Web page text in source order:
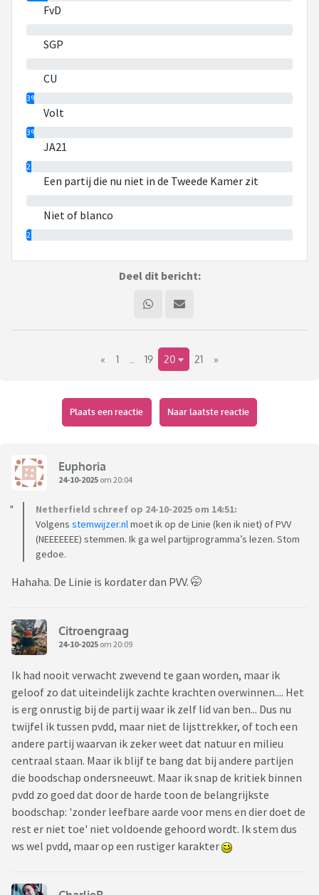
FvD
SGP
CU
3%
Volt
3%
JA21
2%
Een partij die nu niet in de Tweede Kamer zit
Niet of blanco
2%
Deel dit bericht:
« 1 19 20 21 »
Plaats een reactie Naar laatste reactie
Euphoria
24-10-2025 om 20:04
Netherfield schreef op 24-10-2025 om 14:51:
Volgens stemwijzer.nlmoet ik op de Linie (ken ik niet) of PVV
(NEEEEEEE) stemmen. Ik ga wel partijprogramma’s lezen. Stom
gedoe.
Hahaha. De Linie is kordater dan PVV. 🤭
Citroengraag
24-10-2025 om 20:09
Ik had nooit verwacht zwevend te gaan worden, maar ik
geloof zo dat uiteindelijk zachte krachten overwinnen.... Het
is erg onrustig bij de partij waar ik zelf lid van ben... Dus nu
twijfel ik tussen pvdd, maar niet de lijsttrekker, of toch een
andere partij waarvan ik zeker weet dat natuur en milieu
centraal staan. Maar ik blijf te bang dat bij andere partijen
die boodschap ondersneeuwt. Maar ik snap de kritiek binnen
pvdd zo goed dat door de harde toon de belangrijkste
boodschap: 'zonder leefbare aarde voor mens en dier doet de
rest er niet toe' niet voldoende gehoord wordt. Ik stem dus
ws wel pvdd, maar op een rustiger karakter